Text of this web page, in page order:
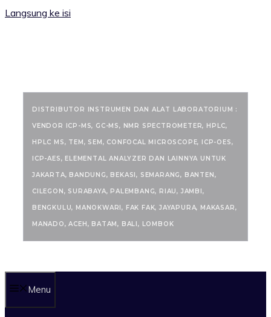
Langsung ke isi
DISTRIBUTOR INSTRUMEN DAN ALAT LABORATORIUM :
VENDOR ICP-MS, GC-MS, NMR SPECTROMETER, HPLC,
HPLC MS, TEM, SEM, CONFOCAL MICROSCOPE, ICP-OES,
ICP-AES, ELEMENTAL ANALYZER DAN LAINNYA UNTUK
JAKARTA, BANDUNG, BEKASI, SEMARANG, BANTEN,
CILEGON, SURABAYA, PALEMBANG, RIAU, JAMBI,
BENGKULU, MANOKWARI, FAK FAK, JAYAPURA, MAKASAR,
MANADO, ACEH, BATAM, BALI, LOMBOK
Menu